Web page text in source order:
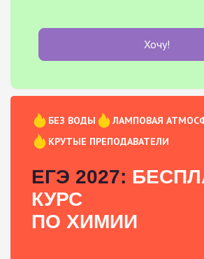
Хочу!
БЕЗ ВОДЫ
ЛАМПОВАЯ
КРУТЫЕ ПРЕПОДАВАТЕЛИ
ЕГЭ 2027:
КУРС
ПО ХИМИИ